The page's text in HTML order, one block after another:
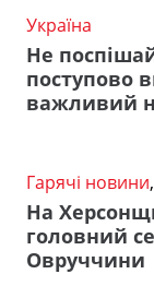
Україна
Не
поступово
важливий
Гарячі новини,
На
головний
Овруччини